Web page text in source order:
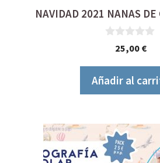
NAVIDAD 2021 NANAS
25,00 €
Añadir al